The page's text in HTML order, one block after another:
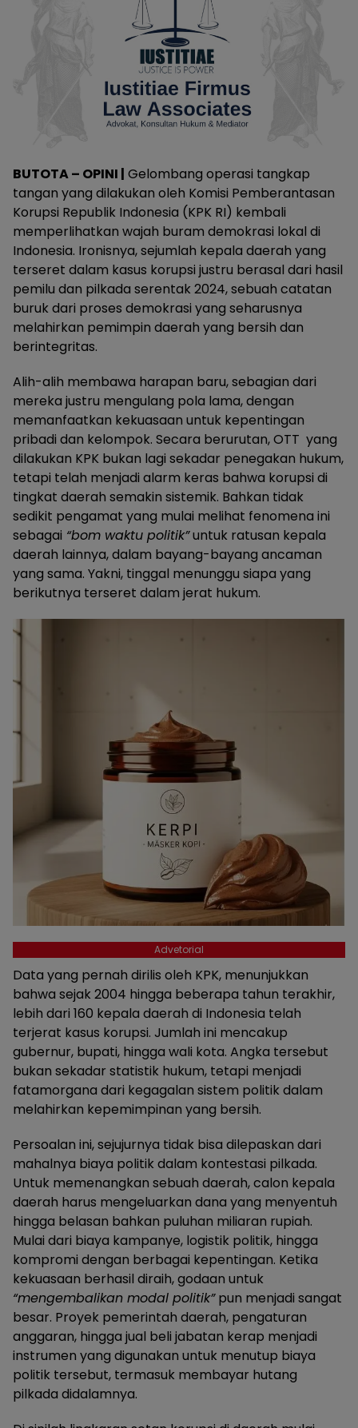
BUTOTA – OPINI | Gelombang operasi tangkap
tangan yang dilakukan oleh Komisi Pemberantasan
Korupsi Republik Indonesia (KPK RI) kembali
memperlihatkan wajah buram demokrasi lokal di
Indonesia. Ironisnya, sejumlah kepala daerah yang
terseret dalam kasus korupsi justru berasal dari hasil
pemilu dan pilkada serentak 2024, sebuah catatan
buruk dari proses demokrasi yang seharusnya
melahirkan pemimpin daerah yang bersih dan
berintegritas.
Alih-alih membawa harapan baru, sebagian dari
mereka justru mengulang pola lama, dengan
memanfaatkan kekuasaan untuk kepentingan
pribadi dan kelompok. Secara berurutan, OTT yang
dilakukan KPK bukan lagi sekadar penegakan hukum,
tetapi telah menjadi alarm keras bahwa korupsi di
tingkat daerah semakin sistemik. Bahkan tidak
sedikit pengamat yang mulai melihat fenomena ini
sebagai “bom waktu politik”untuk ratusan kepala
daerah lainnya, dalam bayang-bayang ancaman
yang sama. Yakni, tinggal menunggu siapa yang
berikutnya terseret dalam jerat hukum.
Advetorial
Data yang pernah dirilis oleh KPK, menunjukkan
bahwa sejak 2004 hingga beberapa tahun terakhir,
lebih dari 160 kepala daerah di Indonesia telah
terjerat kasus korupsi. Jumlah ini mencakup
gubernur, bupati, hingga wali kota. Angka tersebut
bukan sekadar statistik hukum, tetapi menjadi
fatamorgana dari kegagalan sistem politik dalam
melahirkan kepemimpinan yang bersih.
Persoalan ini, sejujurnya tidak bisa dilepaskan dari
mahalnya biaya politik dalam kontestasi pilkada.
Untuk memenangkan sebuah daerah, calon kepala
daerah harus mengeluarkan dana yang menyentuh
hingga belasan bahkan puluhan miliaran rupiah.
Mulai dari biaya kampanye, logistik politik, hingga
kompromi dengan berbagai kepentingan. Ketika
kekuasaan berhasil diraih, godaan untuk
“mengembalikan modal politik”pun menjadi sangat
besar. Proyek pemerintah daerah, pengaturan
anggaran, hingga jual beli jabatan kerap menjadi
instrumen yang digunakan untuk menutup biaya
politik tersebut, termasuk membayar hutang
pilkada didalamnya.